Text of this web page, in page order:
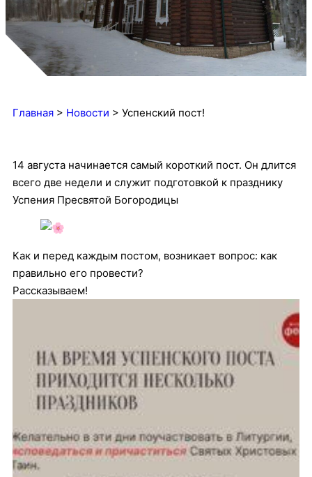
Главная > Новости > Успенский пост!
14 августа начинается самый короткий пост. Он длится
всего две недели и служит подготовкой к празднику
Успения Пресвятой Богородицы
Как и перед каждым постом, возникает вопрос: как
правильно его провести?
Рассказываем!